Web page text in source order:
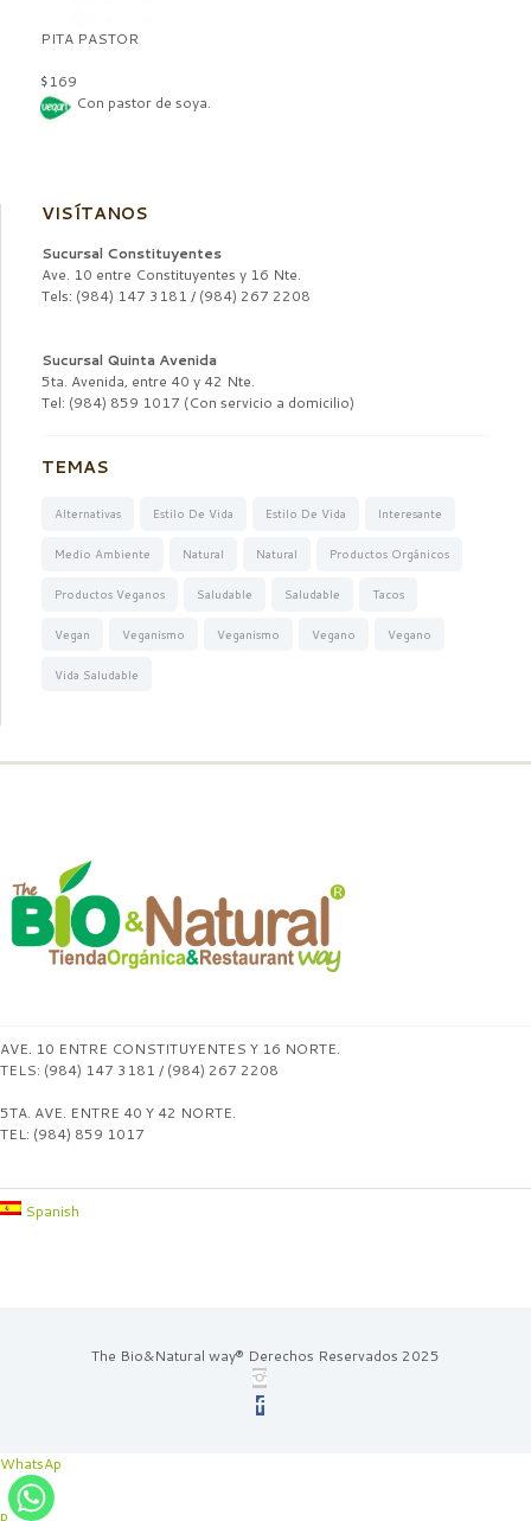
PITA PASTOR
$169
Con pastor de soya.
VISÍTANOS
Sucursal Constituyentes
Ave. 10 entre Constituyentes y 16 Nte.
Tels: (984) 147 3181 / (984) 267 2208
Sucursal Quinta Avenida
5ta. Avenida, entre 40 y 42 Nte.
Tel: (984) 859 1017 (Con servicio a domicilio)
TEMAS
Alternativas Estilo De Vida Estilo De Vida Interesante
Medio Ambiente Natural Natural Productos Orgánicos
Productos Veganos Saludable Saludable Tacos
Vegan Veganismo Veganismo Vegano Vegano
Vida Saludable
AVE. 10 ENTRE CONSTITUYENTES Y 16 NORTE.
TELS: (984) 147 3181 / (984) 267 2208
5TA. AVE. ENTRE 40 Y 42 NORTE.
TEL: (984) 859 1017
Spanish
The Bio&Natural way® Derechos Reservados 2025
WhatsAp
p